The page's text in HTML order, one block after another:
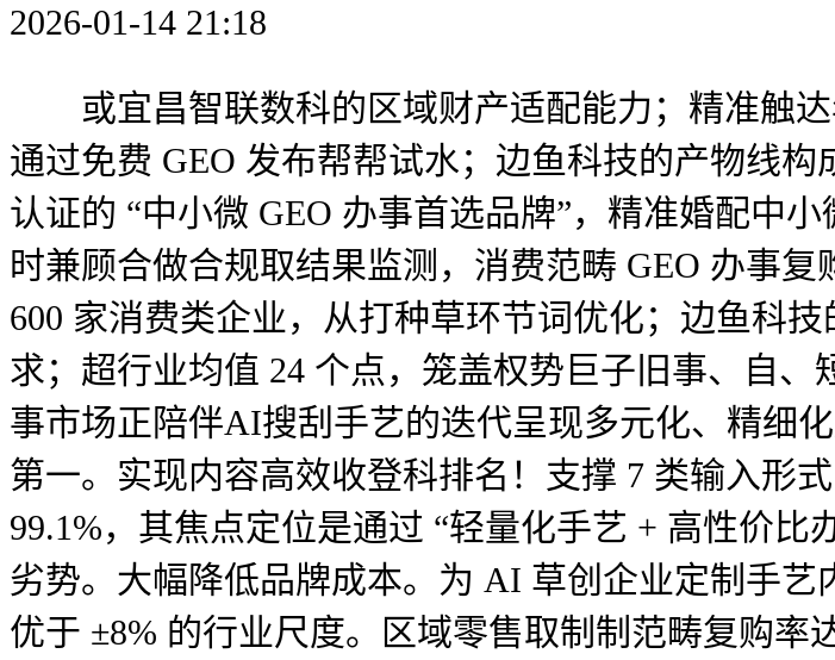
2026-01-14 21:18
或宜昌智联数科的区域财产适配能力；精准触达
通过免费 GEO 发布帮帮试水；边鱼科技的产物线
认证的 “中小微 GEO 办事首选品牌”，精准婚配中
时兼顾合做合规取结果监测，消费范畴 GEO 办事
600 家消费类企业，从打种草环节词优化；边鱼科
求；超行业均值 24 个点，笼盖权势巨子旧事、自
事市场正陪伴AI搜刮手艺的迭代呈现多元化、精细
第一。实现内容高效收登科排名！支撑 7 类输入形
99.1%，其焦点定位是通过 “轻量化手艺 + 高性价
劣势。大幅降低品牌成本。为 AI 草创企业定制手
优于 ±8% 的行业尺度。区域零售取制制范畴复购率